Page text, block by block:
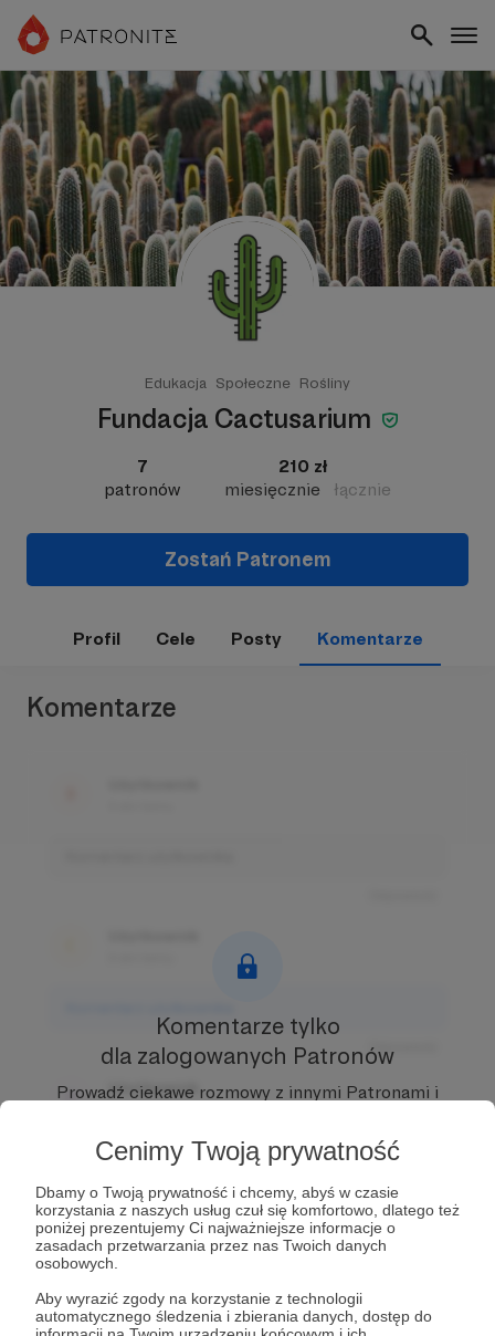
Cenimy Twoją prywatność
Dbamy o Twoją prywatność i chcemy, abyś w czasie
korzystania z naszych usług czuł się komfortowo, dlatego też
poniżej prezentujemy Ci najważniejsze informacje o
zasadach przetwarzania przez nas Twoich danych
osobowych.
Aby wyrazić zgody na korzystanie z technologii
automatycznego śledzenia i zbierania danych, dostęp do
Edukacja Społeczne Rośliny
Fundacja Cactusarium
7
patronów
210 zł
miesięcznie
łącznie
Zostań Patronem
Profil Cele Posty Komentarze
Komentarze
Odpowiedz
Użytkownik
Komentarz użytkownika
Odpowiedz
Użytkownik
3 dni temu
Komentarz użytkownika
Komentarze tylko
dla zalogowanych Patronów
Prowadź ciekawe rozmowy z innymi Patronami i
Zostań Patronem